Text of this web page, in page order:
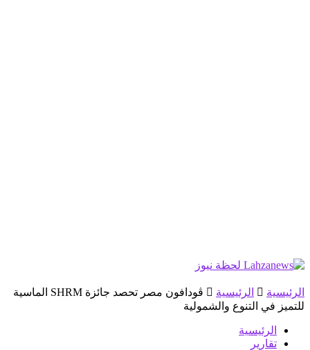
الرئيسية الرئيسية
ڤودافون مصر تحصد جائزة SHRM الماسية
للتميز في التنوع والشمولية
الرئيسية
تقارير